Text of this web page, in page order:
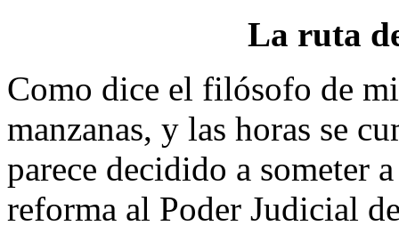
La ruta
Como dice el filósofo de
manzanas, y las horas se
parece decidido a someter
reforma al Poder Judicial